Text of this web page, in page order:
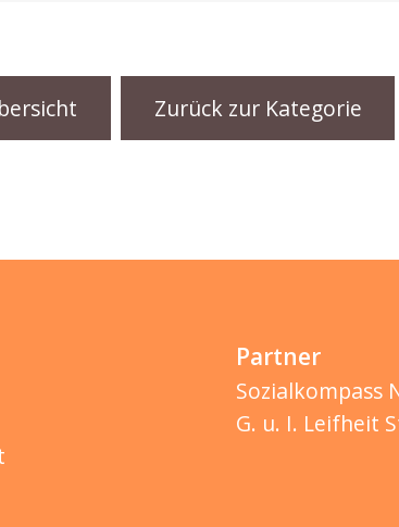
Zurück zur Kategorie
Partner
Sozialkompass
G. u. I. Leifheit